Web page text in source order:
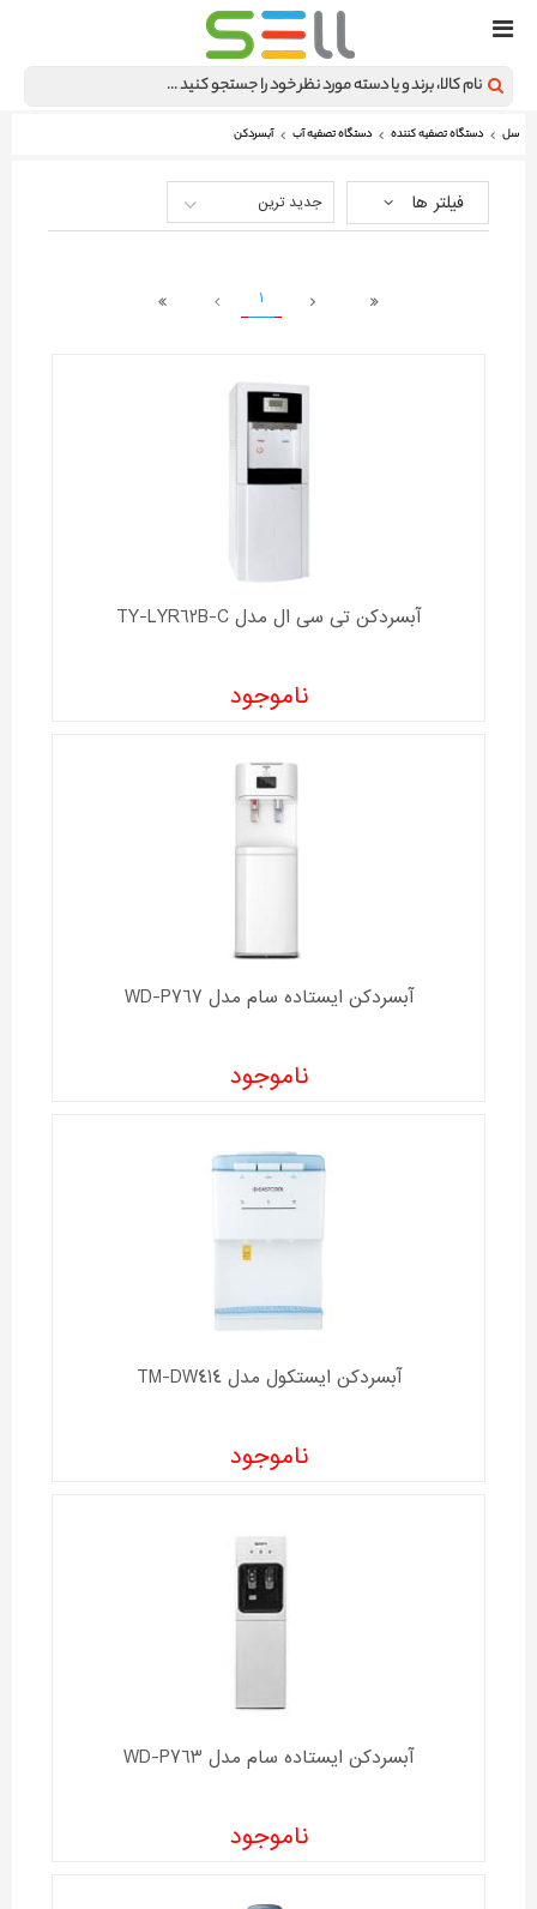
سل دستگاه تصفیه کننده دستگاه تصفیه آب آبسردکن
فیلتر ها جدید ترین
1
آبسردکن تی سی ال مدل TY-LYR62B-C
ناموجود
آبسردکن ایستاده سام مدل WD-P767
ناموجود
آبسردکن ايستکول مدل TM-DW414
ناموجود
آبسردکن ایستاده سام مدل WD-P763
ناموجود